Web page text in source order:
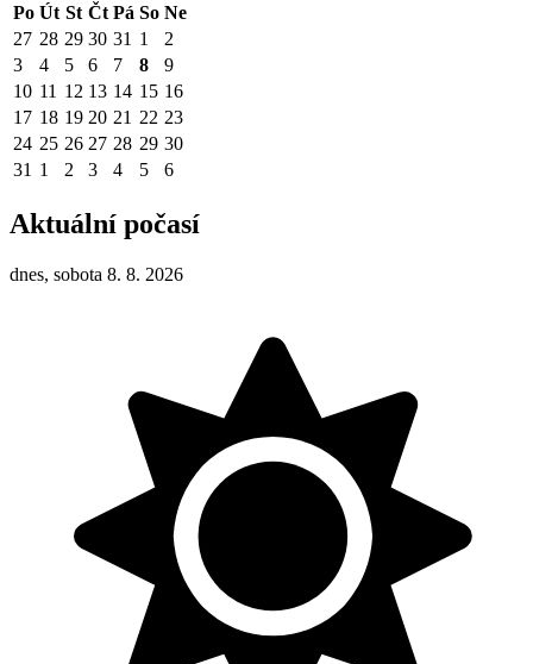
Po Út St Čt Pá So Ne
27 28 29 30 31 1
2
3
4 5 6 7 8
9
10 11 12 13 14 15 16
17 18 19 20 21 22 23
24 25 26 27 28 29 30
31 1 2 3 4 5 6
Aktuální počasí
dnes, sobota 8. 8. 2026